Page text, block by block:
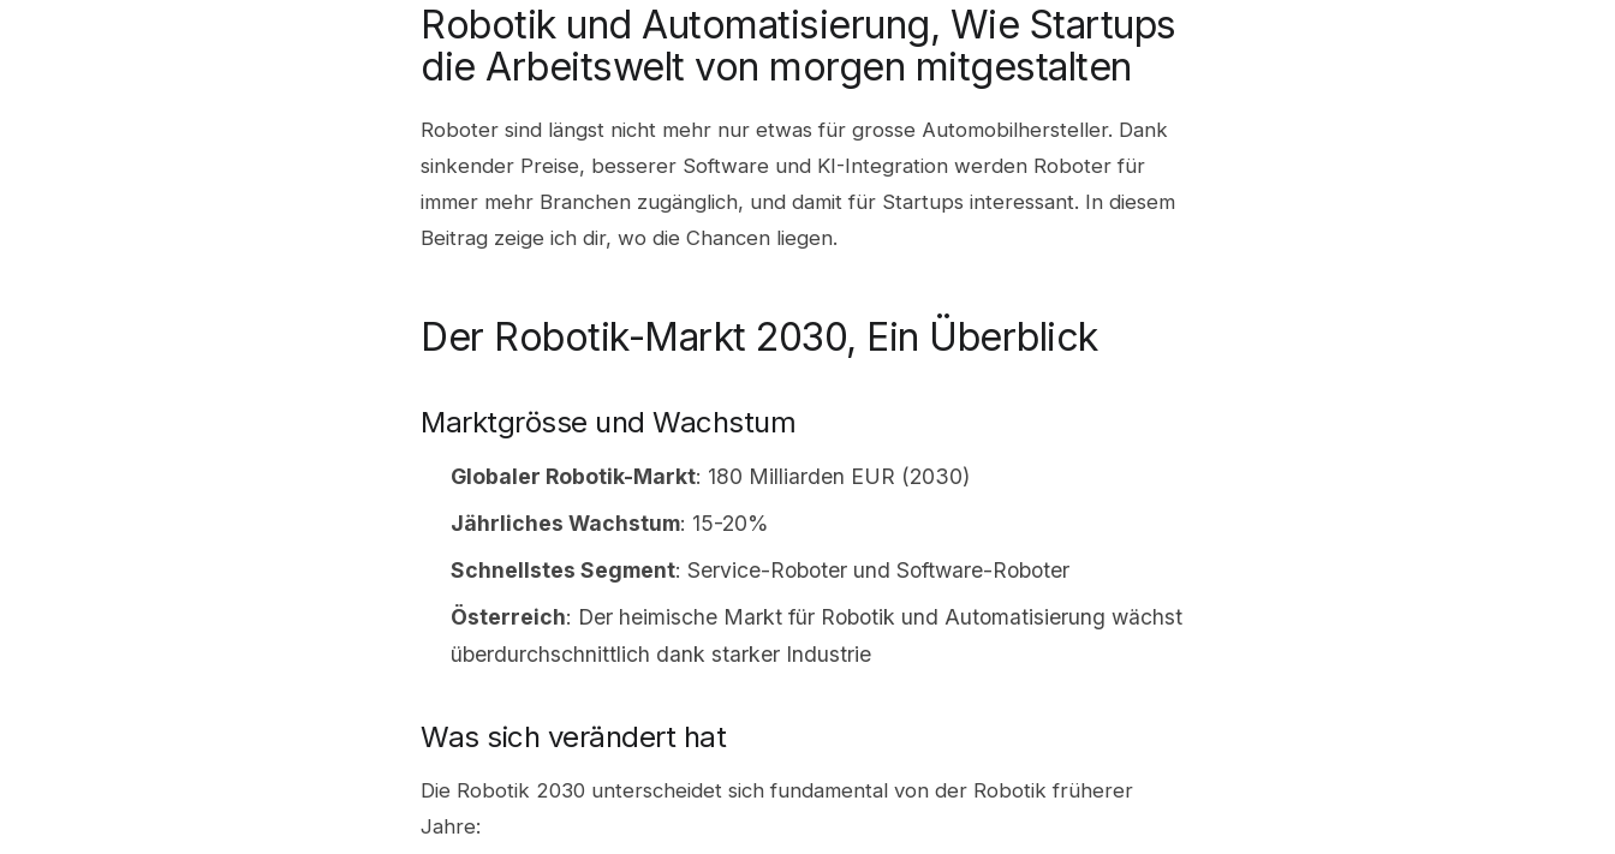
Robotik und Automatisierung, Wie Startups
die Arbeitswelt von morgen mitgestalten
Roboter sind längst nicht mehr nur etwas für grosse Automobilhersteller. Dank
sinkender Preise, besserer Software und KI-Integration werden Roboter für
immer mehr Branchen zugänglich, und damit für Startups interessant. In diesem
Beitrag zeige ich dir, wo die Chancen liegen.
Der Robotik-Markt 2030, Ein Überblick
Marktgrösse und Wachstum
Globaler Robotik-Markt: 180 Milliarden EUR (2030)
Jährliches Wachstum: 15-20%
Schnellstes Segment: Service-Roboter und Software-Roboter
Österreich: Der heimische Markt für Robotik und Automatisierung wächst
überdurchschnittlich dank starker Industrie
Was sich verändert hat
Die Robotik 2030 unterscheidet sich fundamental von der Robotik früherer
Jahre: